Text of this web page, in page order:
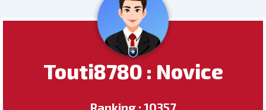
Touti8780 : Novice
Ranking : 10357